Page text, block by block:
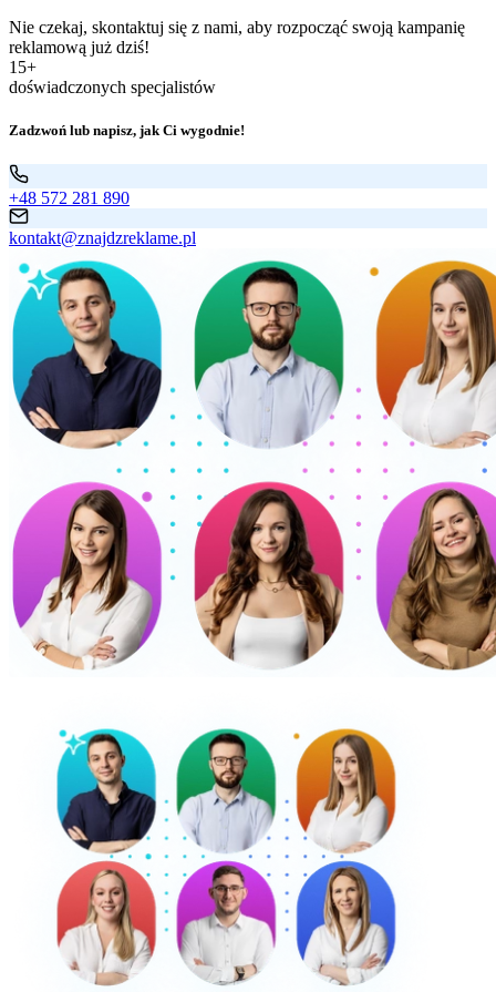
Nie czekaj, skontaktuj się z nami, aby rozpocząć swoją kampanię
reklamową już dziś!
15+
doświadczonych specjalistów
Zadzwoń lub napisz, jak Ci wygodnie!
+48 572 281 890
kontakt@znajdzreklame.pl